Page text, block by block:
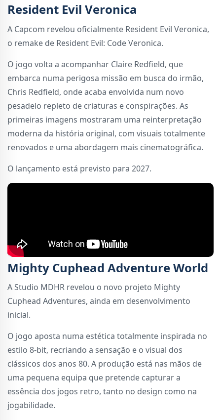
Resident Evil Veronica
A Capcom revelou oficialmente Resident Evil Veronica,
o remake de Resident Evil: Code Veronica.
O jogo volta a acompanhar Claire Redfield, que
embarca numa perigosa missão em busca do irmão,
Chris Redfield, onde acaba envolvida num novo
pesadelo repleto de criaturas e conspirações. As
primeiras imagens mostraram uma reinterpretação
moderna da história original, com visuais totalmente
renovados e uma abordagem mais cinematográfica.
O lançamento está previsto para 2027.
Mighty Cuphead Adventure World
A Studio MDHR revelou o novo projeto Mighty
Cuphead Adventures, ainda em desenvolvimento
inicial.
O jogo aposta numa estética totalmente inspirada no
estilo 8-bit, recriando a sensação e o visual dos
clássicos dos anos 80. A produção está nas mãos de
uma pequena equipa que pretende capturar a
essência dos jogos retro, tanto no design como na
jogabilidade.